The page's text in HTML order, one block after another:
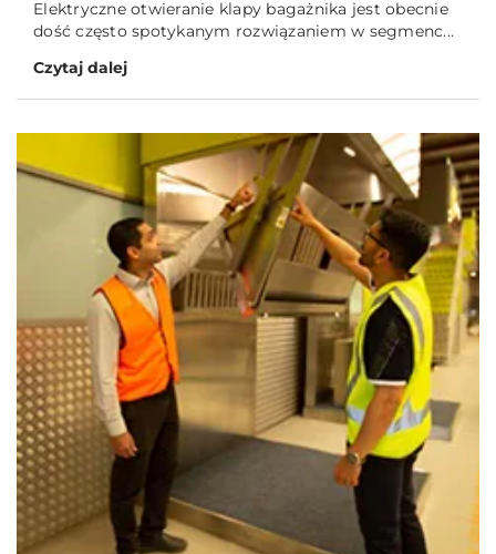
Elektryczne otwieranie klapy bagażnika jest obecnie
dość często spotykanym rozwiązaniem w segmenc...
Czytaj dalej